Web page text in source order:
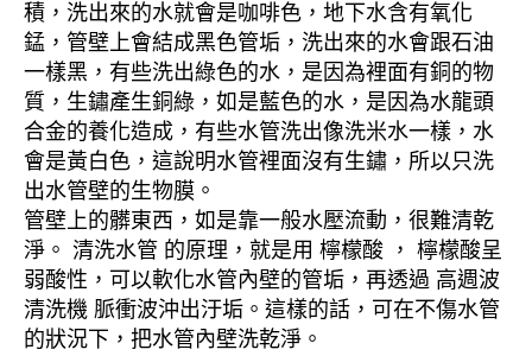
積，洗出來的水就會是咖啡色，地下水含有氧化
錳，管壁上會結成黑色管垢，洗出來的水會跟石油
一樣黑，有些洗出綠色的水，是因為裡面有銅的物
質，生鏽產生銅綠，如是藍色的水，是因為水龍頭
合金的養化造成，有些水管洗出像洗米水一樣，水
會是黃白色，這說明水管裡面沒有生鏽，所以只洗
出水管壁的生物膜。
管壁上的髒東西，如是靠一般水壓流動，很難清乾
淨。 清洗水管 的原理，就是用 檸檬酸 ， 檸檬酸呈
弱酸性，可以軟化水管內壁的管垢，再透過 高週波
清洗機 脈衝波沖出汙垢。這樣的話，可在不傷水管
的狀況下，把水管內壁洗乾淨。